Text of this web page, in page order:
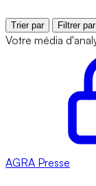
Trier par Filtrer
Votre média
AGRA Presse